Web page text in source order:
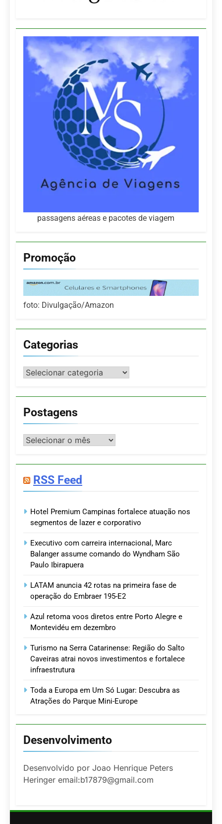
passagens aéreas e pacotes de viagem
Promoção
foto: Divulgação/Amazon
Categorias
Categorias
Postagens
Postagens
RSS Feed
Hotel Premium Campinas fortalece atuação nos
segmentos de lazer e corporativo
Executivo com carreira internacional, Marc
Balanger assume comando do Wyndham São
Paulo Ibirapuera
LATAM anuncia 42 rotas na primeira fase de
operação do Embraer 195-E2
Azul retoma voos diretos entre Porto Alegre e
Montevidéu em dezembro
Turismo na Serra Catarinense: Região do Salto
Caveiras atrai novos investimentos e fortalece
infraestrutura
Toda a Europa em Um Só Lugar: Descubra as
Atrações do Parque Mini-Europe
Desenvolvimento
Desenvolvido por Joao Henrique Peters
Heringer email:b17879@gmail.com